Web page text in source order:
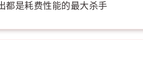
都是耗费性能的最大杀手